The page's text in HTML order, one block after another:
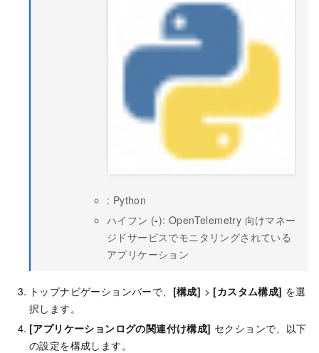
: Python
ハイフン (-): OpenTelemetry 向けマネー
ジドサービスでモニタリングされている
アプリケーション
トップナビゲーションバーで、 [構成] > [カスタム構成] を選
択します。
[アプリケーションログの関連付け構成] セクションで、以下
の設定を構成します。